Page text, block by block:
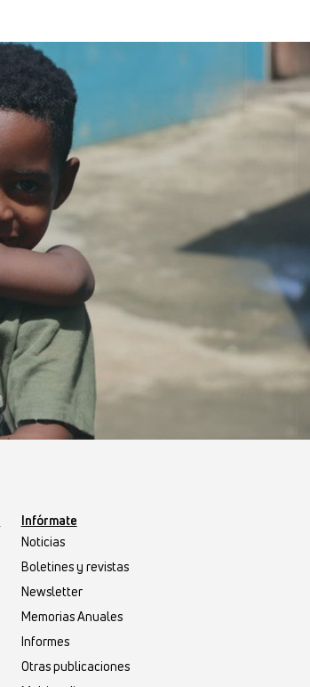
Infórmate
Noticias
Boletines y revistas
Newsletter
Memorias Anuales
Informes
Otras publicaciones